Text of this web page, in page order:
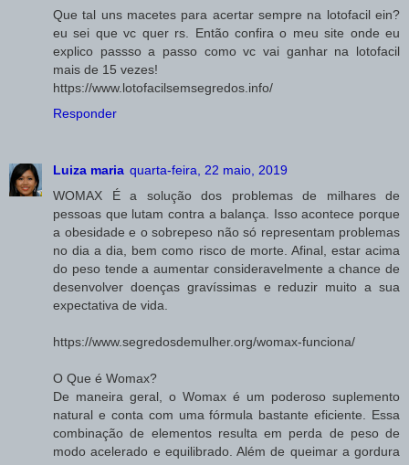
Que tal uns macetes para acertar sempre na lotofacil ein?
eu sei que vc quer rs. Então confira o meu site onde eu
explico passso a passo como vc vai ganhar na lotofacil
mais de 15 vezes!
https://www.lotofacilsemsegredos.info/
Responder
Luiza maria quarta-feira, 22 maio, 2019
WOMAX É a solução dos problemas de milhares de
pessoas que lutam contra a balança. Isso acontece porque
a obesidade e o sobrepeso não só representam problemas
no dia a dia, bem como risco de morte. Afinal, estar acima
do peso tende a aumentar consideravelmente a chance de
desenvolver doenças gravíssimas e reduzir muito a sua
expectativa de vida.
https://www.segredosdemulher.org/womax-funciona/
O Que é Womax?
De maneira geral, o Womax é um poderoso suplemento
natural e conta com uma fórmula bastante eficiente. Essa
combinação de elementos resulta em perda de peso de
modo acelerado e equilibrado. Além de queimar a gordura